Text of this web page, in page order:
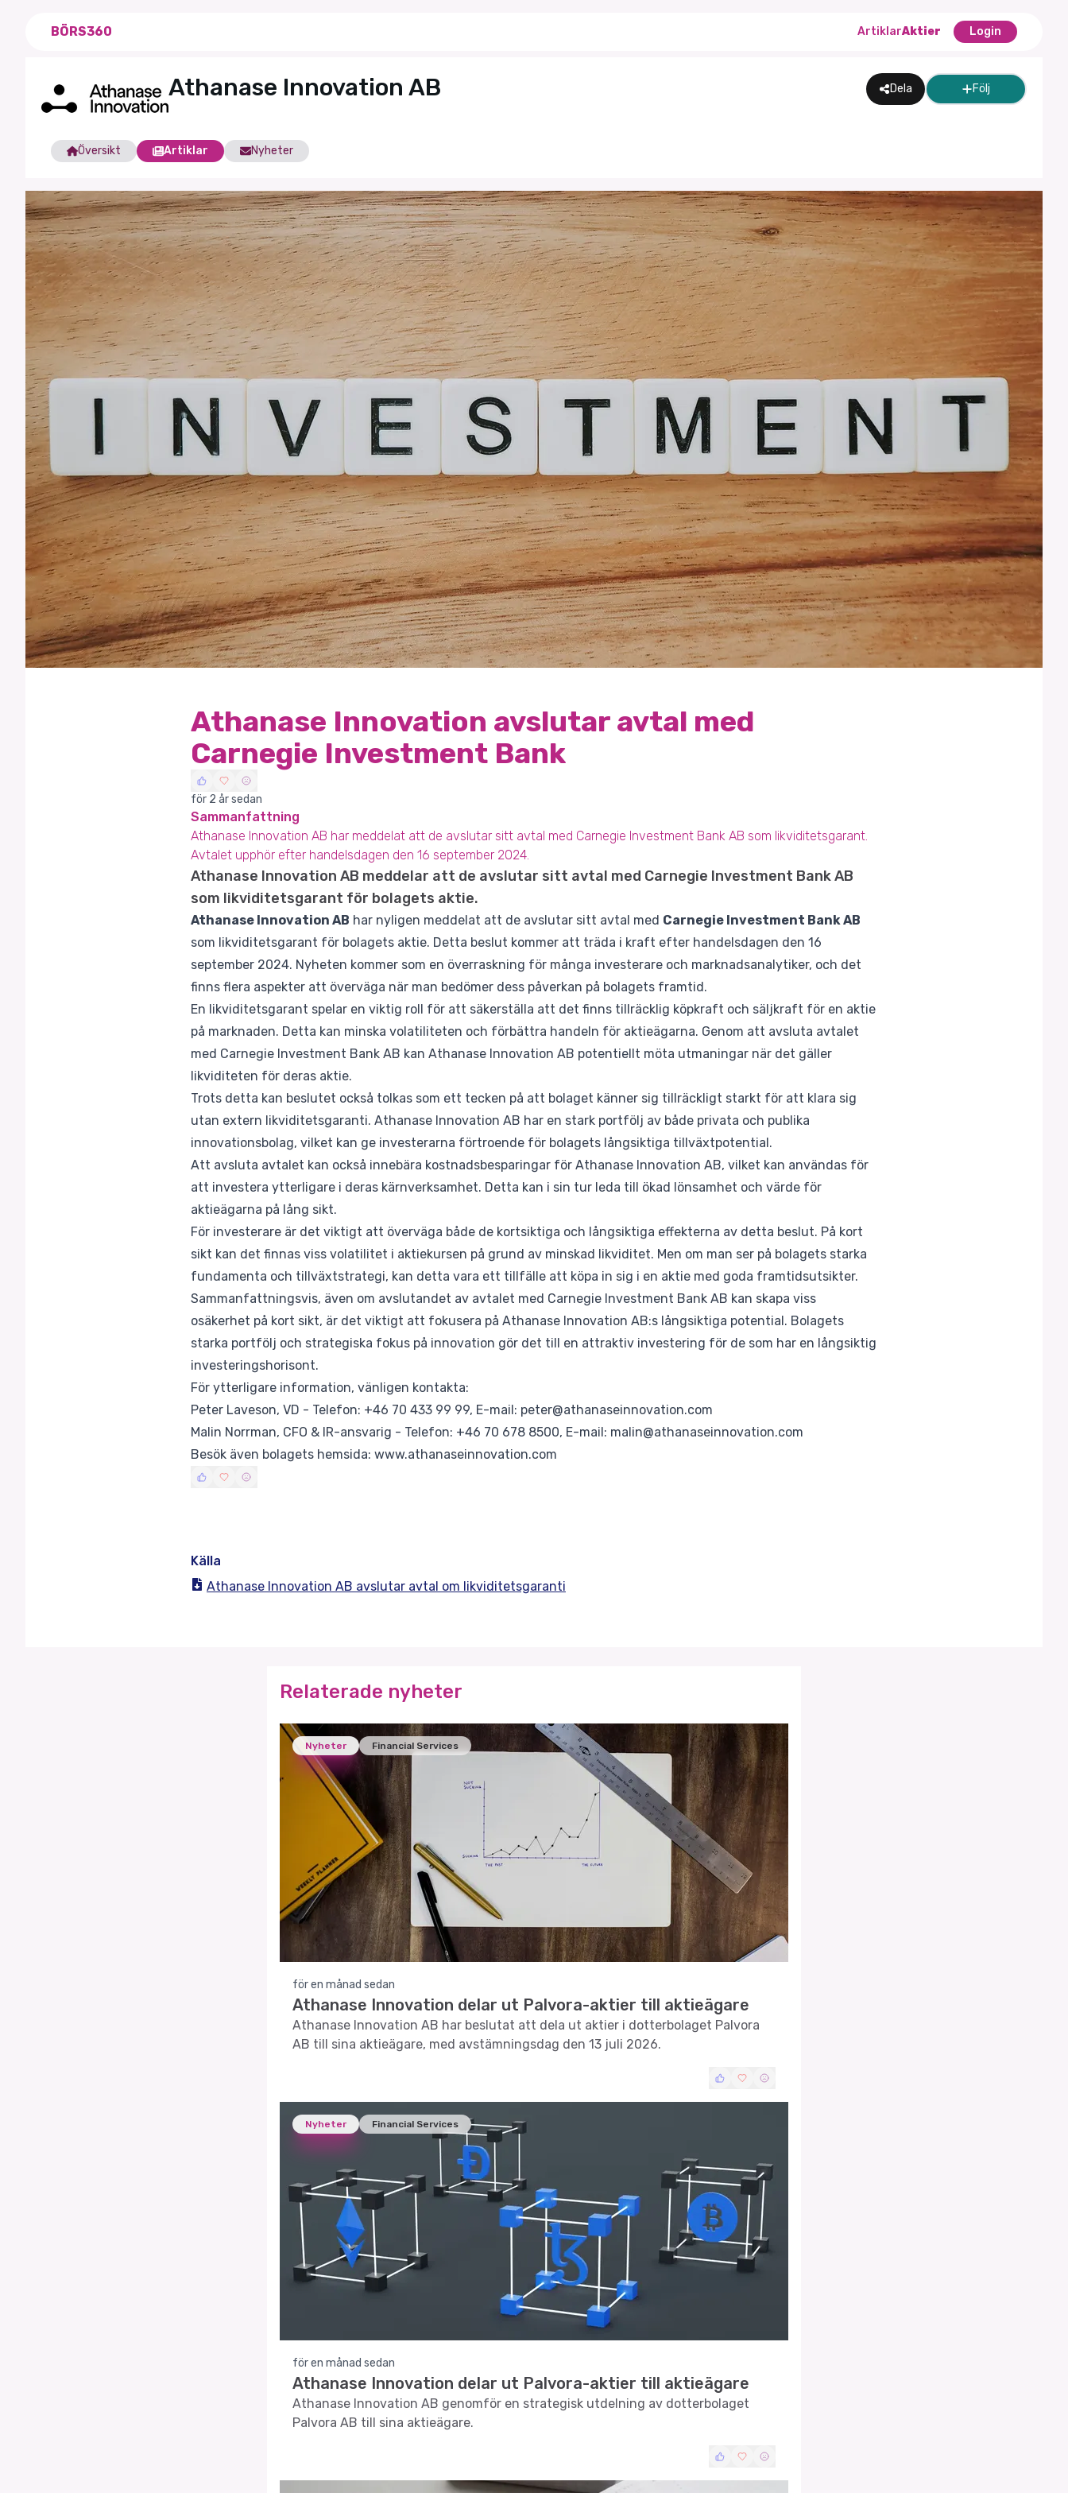
BÖRS360 ArtiklarAktier Login
Athanase Innovation AB Dela Följ
Översikt Artiklar Nyheter
Athanase Innovation avslutar avtal med
Carnegie Investment Bank
för 2 år sedan
Sammanfattning
Athanase Innovation AB har meddelat att de avslutar sitt avtal med Carnegie Investment Bank AB som likviditetsgarant.
Avtalet upphör efter handelsdagen den 16 september 2024.
Athanase Innovation AB meddelar att de avslutar sitt avtal med Carnegie Investment Bank AB
som likviditetsgarant för bolagets aktie.
Athanase Innovation AB har nyligen meddelat att de avslutar sitt avtal med Carnegie Investment Bank AB
som likviditetsgarant för bolagets aktie. Detta beslut kommer att träda i kraft efter handelsdagen den 16
september 2024. Nyheten kommer som en överraskning för många investerare och marknadsanalytiker, och det
finns flera aspekter att överväga när man bedömer dess påverkan på bolagets framtid.
En likviditetsgarant spelar en viktig roll för att säkerställa att det finns tillräcklig köpkraft och säljkraft för en aktie
på marknaden. Detta kan minska volatiliteten och förbättra handeln för aktieägarna. Genom att avsluta avtalet
med Carnegie Investment Bank AB kan Athanase Innovation AB potentiellt möta utmaningar när det gäller
likviditeten för deras aktie.
Trots detta kan beslutet också tolkas som ett tecken på att bolaget känner sig tillräckligt starkt för att klara sig
utan extern likviditetsgaranti. Athanase Innovation AB har en stark portfölj av både privata och publika
innovationsbolag, vilket kan ge investerarna förtroende för bolagets långsiktiga tillväxtpotential.
Att avsluta avtalet kan också innebära kostnadsbesparingar för Athanase Innovation AB, vilket kan användas för
att investera ytterligare i deras kärnverksamhet. Detta kan i sin tur leda till ökad lönsamhet och värde för
aktieägarna på lång sikt.
För investerare är det viktigt att överväga både de kortsiktiga och långsiktiga effekterna av detta beslut. På kort
sikt kan det finnas viss volatilitet i aktiekursen på grund av minskad likviditet. Men om man ser på bolagets starka
fundamenta och tillväxtstrategi, kan detta vara ett tillfälle att köpa in sig i en aktie med goda framtidsutsikter.
Sammanfattningsvis, även om avslutandet av avtalet med Carnegie Investment Bank AB kan skapa viss
osäkerhet på kort sikt, är det viktigt att fokusera på Athanase Innovation AB:s långsiktiga potential. Bolagets
starka portfölj och strategiska fokus på innovation gör det till en attraktiv investering för de som har en långsiktig
investeringshorisont.
För ytterligare information, vänligen kontakta:
Peter Laveson, VD - Telefon: +46 70 433 99 99, E-mail: peter@athanaseinnovation.com
Malin Norrman, CFO & IR-ansvarig - Telefon: +46 70 678 8500, E-mail: malin@athanaseinnovation.com
Besök även bolagets hemsida: www.athanaseinnovation.com
Källa
Athanase Innovation AB avslutar avtal om likviditetsgaranti
Relaterade nyheter
Nyheter Financial Services
för en månad sedan
Athanase Innovation delar ut Palvora-aktier till aktieägare
Athanase Innovation AB har beslutat att dela ut aktier i dotterbolaget Palvora
AB till sina aktieägare, med avstämningsdag den 13 juli 2026.
Nyheter Financial Services
för en månad sedan
Athanase Innovation delar ut Palvora-aktier till aktieägare
Athanase Innovation AB genomför en strategisk utdelning av dotterbolaget
Palvora AB till sina aktieägare.